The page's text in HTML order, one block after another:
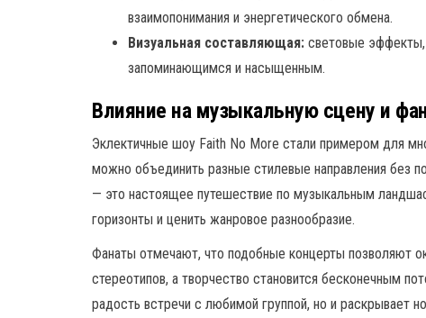
взаимопонимания и энергетического обмена.
Визуальная составляющая: световые
запоминающимся и насыщенным.
Влияние на музыкальную сцену и
Эклектичные шоу Faith No More стали примером для
можно объединить разные стилевые направления без
— это настоящее путешествие по музыкальным
горизонты и ценить жанровое разнообразие.
Фанаты отмечают, что подобные концерты позволяют
стереотипов, а творчество становится бесконечным
радость встречи с любимой группой, но и раскрывает